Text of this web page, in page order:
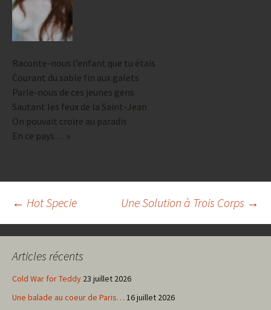
Raconte-nous l’enfant que tu étais
Courant du sable fin aux galets
Parle-nous de ces jeunes gens
Sautant les feux de la Saint-Jean
On pouvait croire au paradis
En ce pays… »
Navigation
des
articles
← Hot Specie Une Solution à Trois Corps →
Articles récents
Cold War for Teddy 23 juillet 2026
Une balade au coeur de Paris… 16 juillet 2026